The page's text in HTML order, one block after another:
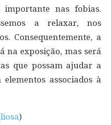
importante nas fobias.
a relaxar, nos
Consequentemente, a
na exposição, mas será
que possam ajudar a
associados à
)